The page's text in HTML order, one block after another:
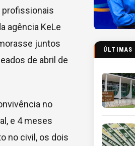
agência KeLe
juntos
de abril de
no
e 4 meses
no civil, os dois